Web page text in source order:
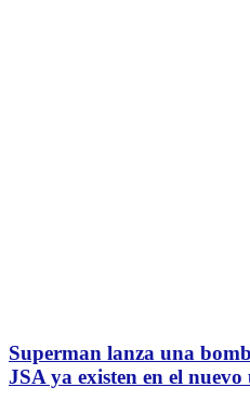
Superman lanza una
JSA ya existen en el